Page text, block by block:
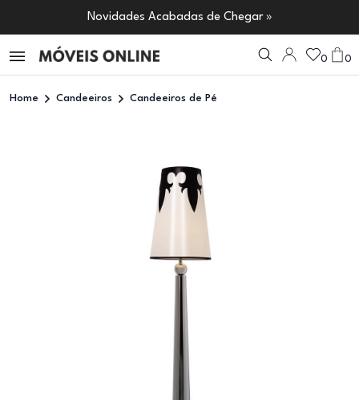
Novidades Acabadas de Chegar »
0 0
Home Candeeiros Candeeiros de Pé